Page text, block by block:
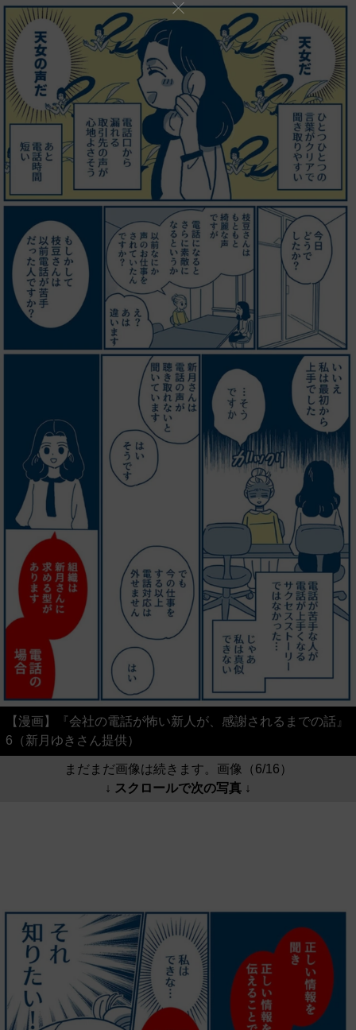
【漫画】『会社の電話が怖い新人が、感謝されるまでの話』
6（新月ゆきさん提供）
まだまだ画像は続きます。画像（6/16）
↓ スクロールで次の写真 ↓